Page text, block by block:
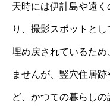
天時には伊計島や遠
り、撮影スポットと
埋め戻されているた
ませんが、竪穴住居
ど、かつての暮らしの